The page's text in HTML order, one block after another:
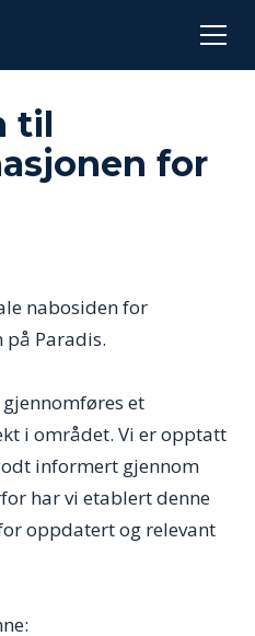
til
for
nabosiden for
Paradis.
et
i området. Vi er opptatt
informert gjennom
har vi etablert denne
oppdatert og relevant